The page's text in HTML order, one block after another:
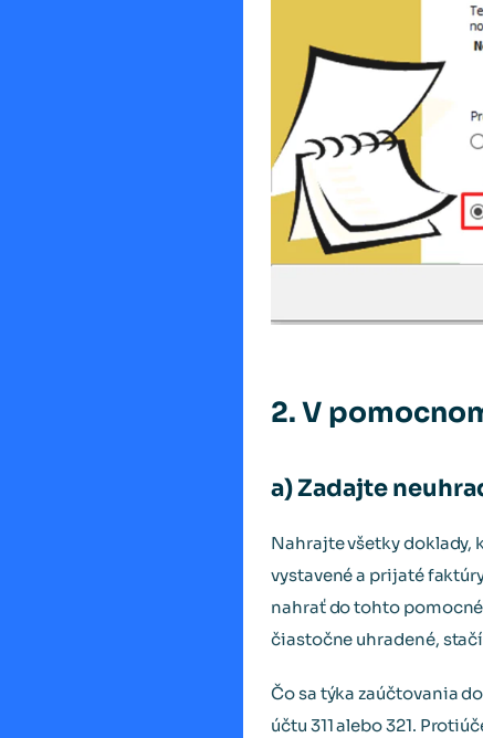
2. V
a) Zadajte
Nahrajte všetky doklady,
vystavené a prijaté
nahrať do tohto
čiastočne uhradené,
Čo sa týka zaúčtovania
účtu 311 alebo 321.